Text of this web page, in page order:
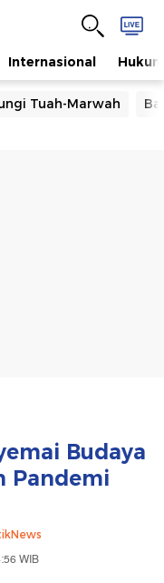
Internasional Hukum
Tuah-Marwah
Budaya
Pandemi
WIB